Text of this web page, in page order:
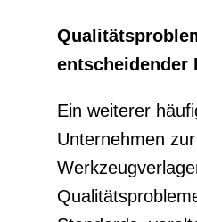
entscheidender
Ein weiterer
Unternehmen zur